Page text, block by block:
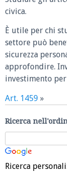
civica.
È utile per chi
settore può
sicurezza
approfondire.
investimento
Art. 1459 »
Ricerca
Ricerca